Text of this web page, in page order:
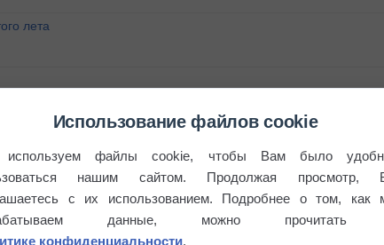
лета
Использование файлов cookie
файлы cookie, чтобы Вам было
нашим сайтом. Продолжая просмотр,
с их использованием. Подробнее о том, как
данные, можно прочитать
конфиденциальности.